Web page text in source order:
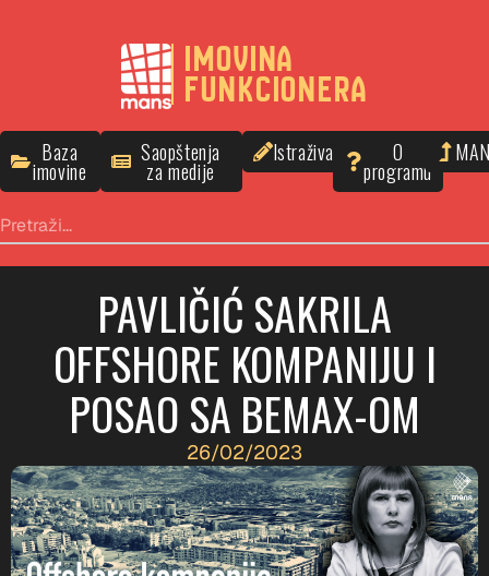
IMOVINA
FUNKCIONERA
Baza
imovine
Saopštenja
za medije
Istraživanja O
programu
PAVLIČIĆ SAKRILA
OFFSHORE KOMPANIJU I
POSAO SA BEMAX-OM
26/02/2023